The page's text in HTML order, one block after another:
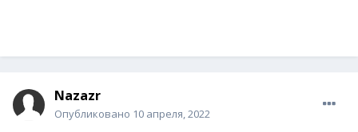
Nazazr
Опубликовано 10 апреля, 2022